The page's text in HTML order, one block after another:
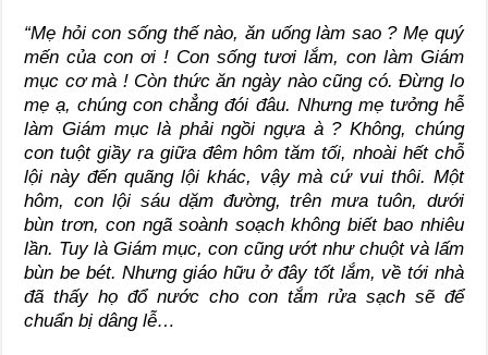
“Mẹ hỏi con sống thế nào, ăn uống làm sao ? Mẹ quý
mến của con ơi ! Con sống tươi lắm, con làm Giám
mục cơ mà ! Còn thức ăn ngày nào cũng có. Đừng lo
mẹ ạ, chúng con chẳng đói đâu. Nhưng mẹ tưởng hễ
làm Giám mục là phải ngồi ngựa à ? Không, chúng
con tuột giầy ra giữa đêm hôm tăm tối, nhoài hết chỗ
lội này đến quãng lội khác, vậy mà cứ vui thôi. Một
hôm, con lội sáu dặm đường, trên mưa tuôn, dưới
bùn trơn, con ngã soành soạch không biết bao nhiêu
lần. Tuy là Giám mục, con cũng ướt như chuột và lấm
bùn be bét. Nhưng giáo hữu ở đây tốt lắm, về tới nhà
đã thấy họ đổ nước cho con tắm rửa sạch sẽ để
chuẩn bị dâng lễ…